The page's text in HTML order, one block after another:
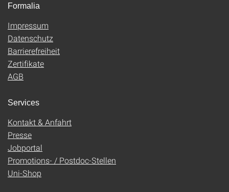
Formalia
Impressum
Datenschutz
Barrierefreiheit
Zertifikate
AGB
Services
Kontakt & Anfahrt
Presse
Jobportal
Promotions- / Postdoc-Stellen
Uni-Shop